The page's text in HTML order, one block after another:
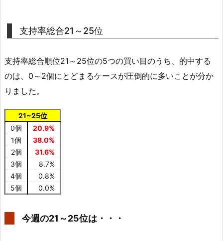
支持率総合21～25位
支持率総合順位21～25位の5つの買い目のうち、的中する
のは、0～2個にとどまるケースが圧倒的に多いことが分か
りました。
21~25位
0個
20.9%
1個
38.0%
2個
31.6%
3個
8.7%
4個
0.8%
5個
0.0%
今週の21～25位は・・・